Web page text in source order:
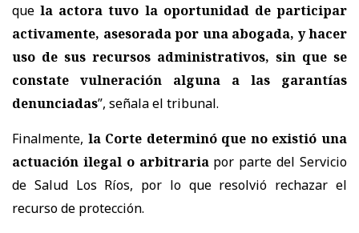
que la actora tuvo la oportunidad de participar
activamente, asesorada por una abogada, y hacer
uso de sus recursos administrativos, sin que se
constate vulneración alguna a las garantías
denunciadas”, señala el tribunal.
Finalmente, la Corte determinó que no existió una
actuación ilegal o arbitrariapor parte del Servicio
de Salud Los Ríos, por lo que resolvió rechazar el
recurso de protección.